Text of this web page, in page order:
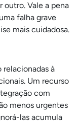
Vale a pena
falha grave
mais cuidadosa.
relacionadas à
Um recurso
com
menos urgentes
las acumula